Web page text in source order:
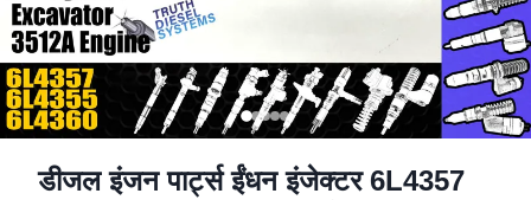
डीजल इंजन पार्ट्स ईंधन इंजेक्टर 6L4357